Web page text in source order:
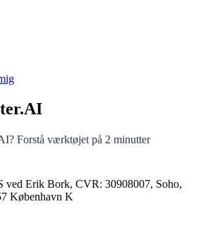
Forstå værktøjet på 2 minutter
ved Erik Bork, CVR: 30908007, Soho,
København K